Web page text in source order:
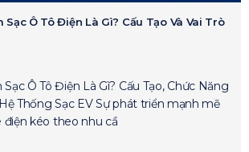
Sạc Ô Tô Điện Là Gì? Cấu Tạo Và Vai Trò
Ô Tô Điện Là Gì? Cấu Tạo, Chức Năng
Thống Sạc EV Sự phát triển mạnh mẽ
kéo theo nhu cầ